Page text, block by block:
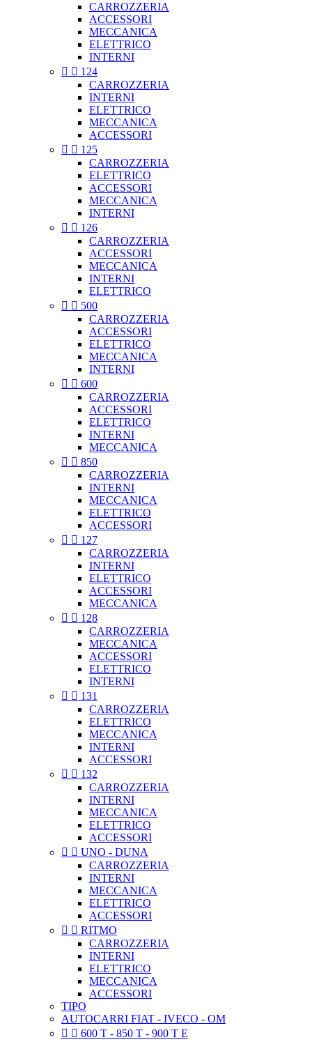
CARROZZERIA
ACCESSORI
MECCANICA
ELETTRICO
INTERNI
  124
CARROZZERIA
INTERNI
ELETTRICO
MECCANICA
ACCESSORI
  125
CARROZZERIA
ELETTRICO
ACCESSORI
MECCANICA
INTERNI
  126
CARROZZERIA
ACCESSORI
MECCANICA
INTERNI
ELETTRICO
  500
CARROZZERIA
ACCESSORI
ELETTRICO
MECCANICA
INTERNI
  600
CARROZZERIA
ACCESSORI
ELETTRICO
INTERNI
MECCANICA
  850
CARROZZERIA
INTERNI
MECCANICA
ELETTRICO
ACCESSORI
  127
CARROZZERIA
INTERNI
ELETTRICO
ACCESSORI
MECCANICA
  128
CARROZZERIA
MECCANICA
ACCESSORI
ELETTRICO
INTERNI
  131
CARROZZERIA
ELETTRICO
MECCANICA
INTERNI
ACCESSORI
  132
CARROZZERIA
INTERNI
MECCANICA
ELETTRICO
ACCESSORI
  UNO - DUNA
CARROZZERIA
INTERNI
MECCANICA
ELETTRICO
ACCESSORI
  RITMO
CARROZZERIA
INTERNI
ELETTRICO
MECCANICA
ACCESSORI
TIPO
AUTOCARRI FIAT - IVECO - OM
  600 T - 850 T - 900 T E